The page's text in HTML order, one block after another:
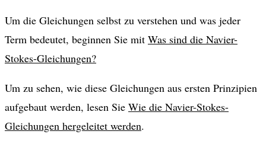
Um die Gleichungen selbst zu verstehen und was jeder
Term bedeutet, beginnen Sie mit Was sind die Navier-
Stokes-Gleichungen?
Um zu sehen, wie diese Gleichungen aus ersten Prinzipien
aufgebaut werden, lesen Sie Wie die Navier-Stokes-
Gleichungen hergeleitet werden.